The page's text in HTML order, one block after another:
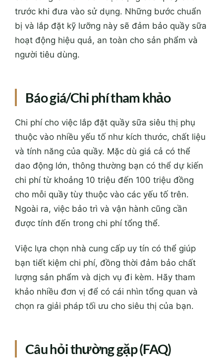
trước khi đưa vào sử dụng. Những bước chuẩn
bị và lắp đặt kỹ lưỡng này sẽ đảm bảo quầy sữa
hoạt động hiệu quả, an toàn cho sản phẩm và
người tiêu dùng.
Báo giá/Chi phí tham khảo
Chi phí cho việc lắp đặt quầy sữa siêu thị phụ
thuộc vào nhiều yếu tố như kích thước, chất liệu
và tính năng của quầy. Mặc dù giá cả có thể
dao động lớn, thông thường bạn có thể dự kiến
chi phí từ khoảng 10 triệu đến 100 triệu đồng
cho mỗi quầy tùy thuộc vào các yếu tố trên.
Ngoài ra, việc bảo trì và vận hành cũng cần
được tính đến trong chi phí tổng thể.
Việc lựa chọn nhà cung cấp uy tín có thể giúp
bạn tiết kiệm chi phí, đồng thời đảm bảo chất
lượng sản phẩm và dịch vụ đi kèm. Hãy tham
khảo nhiều đơn vị để có cái nhìn tổng quan và
chọn ra giải pháp tối ưu cho siêu thị của bạn.
Câu hỏi thường gặp (FAQ)